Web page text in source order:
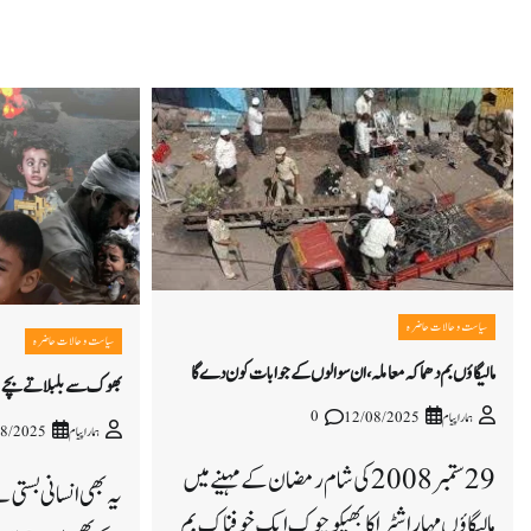
سیاست و حالات حاضرہ
مالیگاؤں بم دھماکہ معاملہ،ان سوالوں کے جوابات کون دے گا
ہمارا پیام 12/08/2025
0
29 ستمبر 2008 کی شام رمضان کے مہینے میں
سیاست و حالات حاضرہ
بھوک سے بلبلاتے بچے
ہمارا پیام 2025
یہ بھی انسانی